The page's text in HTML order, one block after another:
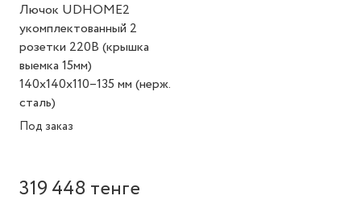
Лючок UDHOME2
укомплектованный 2
розетки 220В (крышка
выемка 15мм)
140х140х110–135 мм (нерж.
сталь)
Под заказ
319 448 тенге